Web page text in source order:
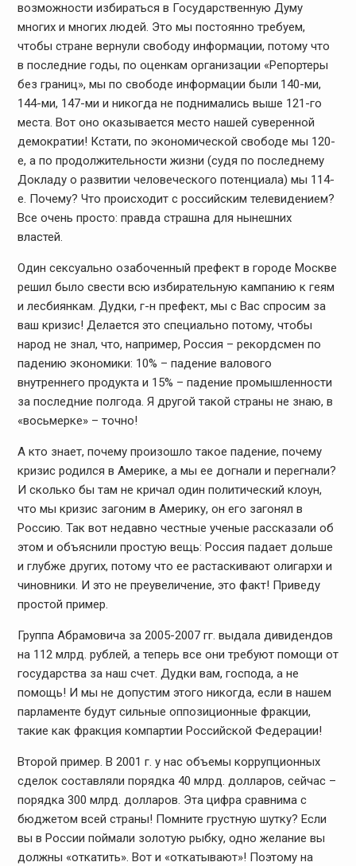
возможности избираться в Государственную Думу
многих и многих людей. Это мы постоянно требуем,
чтобы стране вернули свободу информации, потому что
в последние годы, по оценкам организации «Репортеры
без границ», мы по свободе информации были 140-ми,
144-ми, 147-ми и никогда не поднимались выше 121-го
места. Вот оно оказывается место нашей суверенной
демократии! Кстати, по экономической свободе мы 120-
е, а по продолжительности жизни (судя по последнему
Докладу о развитии человеческого потенциала) мы 114-
е. Почему? Что происходит с российским телевидением?
Все очень просто: правда страшна для нынешних
властей.
Один сексуально озабоченный префект в городе Москве
решил было свести всю избирательную кампанию к геям
и лесбиянкам. Дудки, г-н префект, мы с Вас спросим за
ваш кризис! Делается это специально потому, чтобы
народ не знал, что, например, Россия – рекордсмен по
падению экономики: 10% – падение валового
внутреннего продукта и 15% – падение промышленности
за последние полгода. Я другой такой страны не знаю, в
«восьмерке» – точно!
А кто знает, почему произошло такое падение, почему
кризис родился в Америке, а мы ее догнали и перегнали?
И сколько бы там не кричал один политический клоун,
что мы кризис загоним в Америку, он его загонял в
Россию. Так вот недавно честные ученые рассказали об
этом и объяснили простую вещь: Россия падает дольше
и глубже других, потому что ее растаскивают олигархи и
чиновники. И это не преувеличение, это факт! Приведу
простой пример.
Группа Абрамовича за 2005-2007 гг. выдала дивидендов
на 112 млрд. рублей, а теперь все они требуют помощи от
государства за наш счет. Дудки вам, господа, а не
помощь! И мы не допустим этого никогда, если в нашем
парламенте будут сильные оппозиционные фракции,
такие как фракция компартии Российской Федерации!
Второй пример. В 2001 г. у нас объемы коррупционных
сделок составляли порядка 40 млрд. долларов, сейчас –
порядка 300 млрд. долларов. Эта цифра сравнима с
бюджетом всей страны! Помните грустную шутку? Если
вы в России поймали золотую рыбку, одно желание вы
должны «откатить». Вот и «откатывают»! Поэтому на